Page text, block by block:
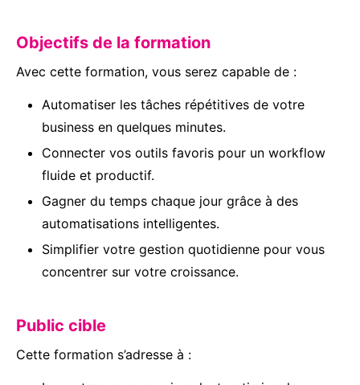
Objectifs de la formation
Avec cette formation, vous serez capable de :
Automatiser les tâches répétitives de votre
business en quelques minutes.
Connecter vos outils favoris pour un workflow
fluide et productif.
Gagner du temps chaque jour grâce à des
automatisations intelligentes.
Simplifier votre gestion quotidienne pour vous
concentrer sur votre croissance.
Public cible
Cette formation s’adresse à :